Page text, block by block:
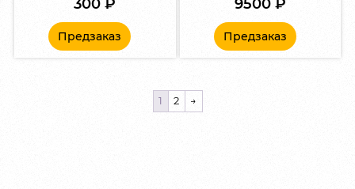
300₽
Предзаказ
9500 ₽
Предзаказ
1 2 →